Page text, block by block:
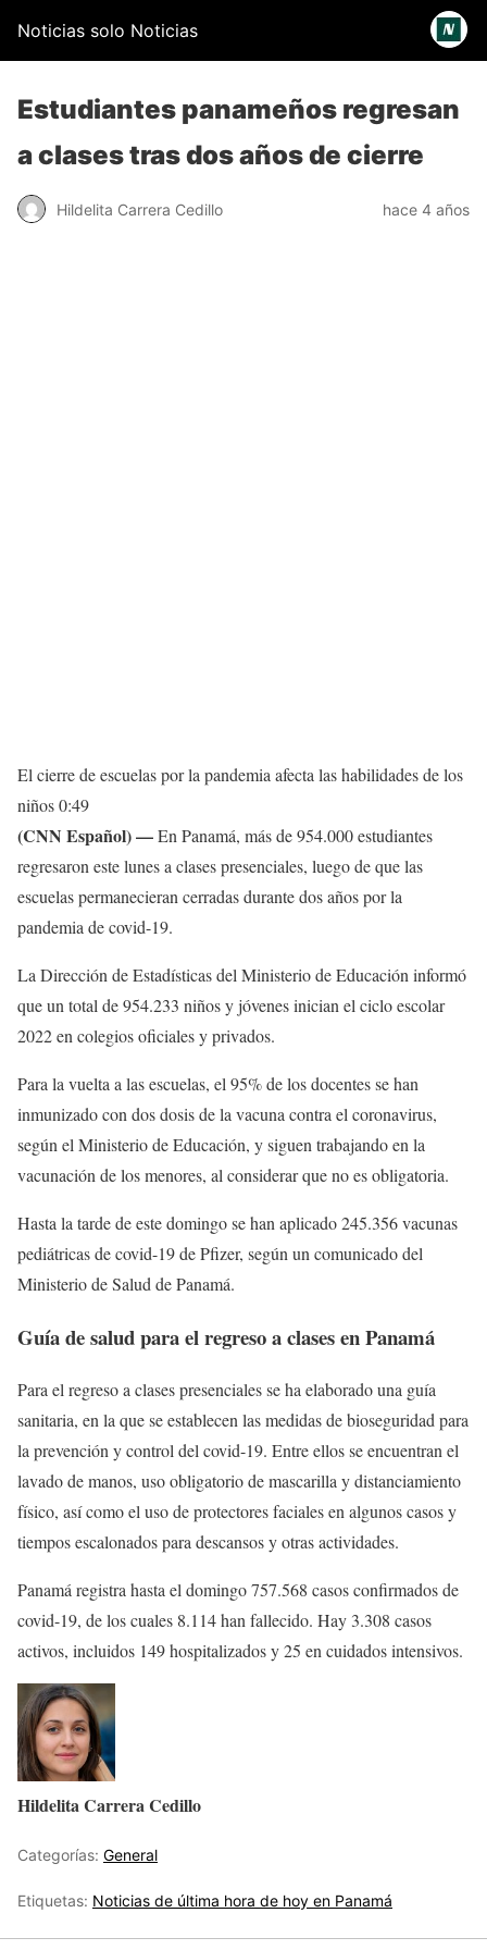
Noticias solo Noticias
Estudiantes panameños regresan
a clases tras dos años de cierre
Hildelita Carrera Cedillo hace 4 años
El cierre de escuelas por la pandemia afecta las habilidades de los
niños0:49
(CNN Español) —En Panamá, más de 954.000 estudiantes
regresaron este lunes a clases presenciales, luego de que las
escuelas permanecieran cerradas durante dos años por la
pandemia de covid-19.
La Dirección de Estadísticas del Ministerio de Educación informó
que un total de 954.233 niños y jóvenes inician el ciclo escolar
2022 en colegios oficiales y privados.
Para la vuelta a las escuelas, el 95% de los docentes se han
inmunizado con dos dosis de la vacuna contra el coronavirus,
según el Ministerio de Educación, y siguen trabajando en la
vacunación de los menores, al considerar que no es obligatoria.
Hasta la tarde de este domingo se han aplicado 245.356 vacunas
pediátricas de covid-19 de Pfizer, según un comunicado del
Ministerio de Salud de Panamá.
Guía de salud para el regreso a clases en Panamá
Para el regreso a clases presenciales se ha elaborado una guía
sanitaria, en la que se establecen las medidas de bioseguridad para
la prevención y control del covid-19. Entre ellos se encuentran el
lavado de manos, uso obligatorio de mascarilla y distanciamiento
físico, así como el uso de protectores faciales en algunos casos y
tiempos escalonados para descansos y otras actividades.
Panamá registra hasta el domingo 757.568 casos confirmados de
covid-19, de los cuales 8.114 han fallecido. Hay 3.308 casos
activos, incluidos 149 hospitalizados y 25 en cuidados intensivos.
Hildelita Carrera Cedillo
Categorías: General
Etiquetas: Noticias de última hora de hoy en Panamá